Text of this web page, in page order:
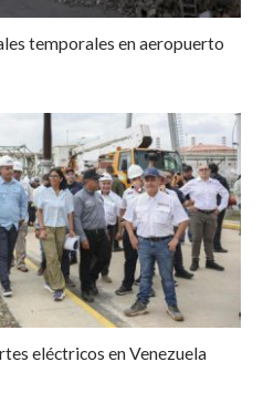
temporales en aeropuerto
eléctricos en Venezuela